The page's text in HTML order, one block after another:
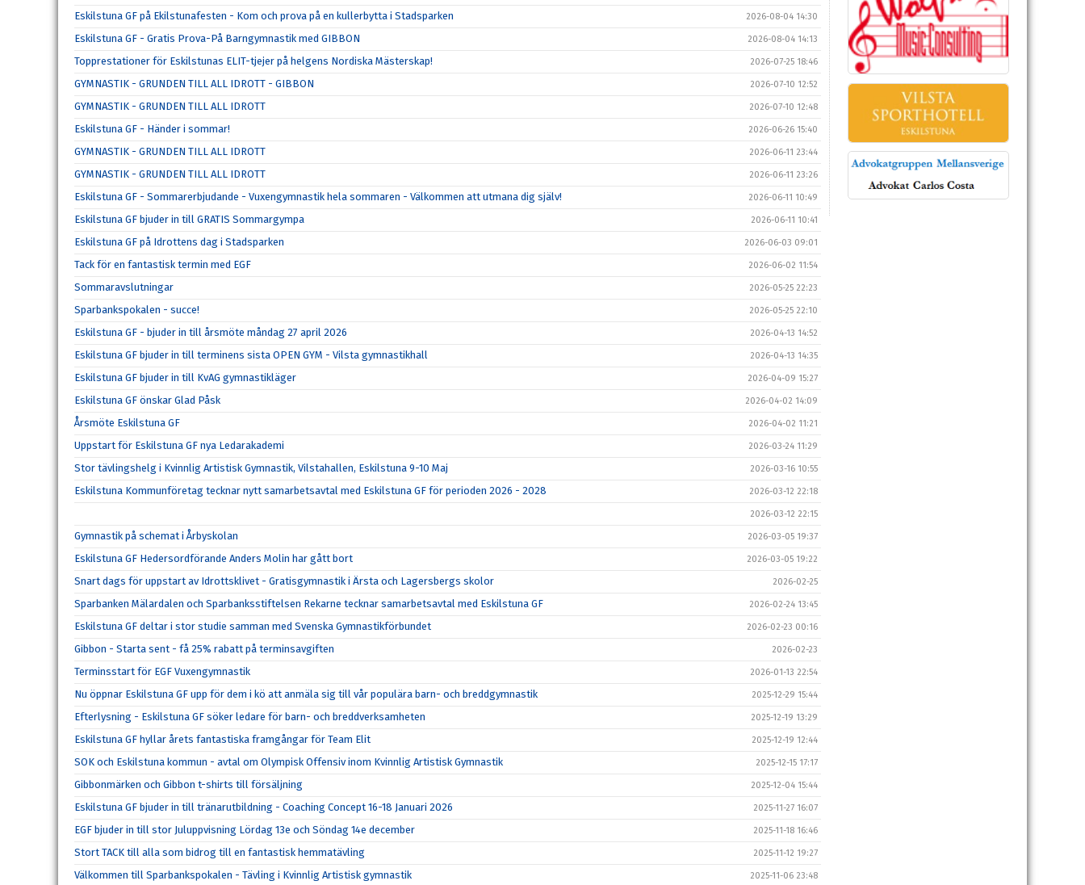
Eskilstuna GF på Ekilstunafesten - Kom och prova på en kullerbytta i Stadsparken 2026-08-04 14:30
Eskilstuna GF - Gratis Prova-På Barngymnastik med GIBBON 2026-08-04 14:13
Topprestationer för Eskilstunas ELIT-tjejer på helgens Nordiska Mästerskap! 2026-07-25 18:46
GYMNASTIK - GRUNDEN TILL ALL IDROTT - GIBBON 2026-07-10 12:52
GYMNASTIK - GRUNDEN TILL ALL IDROTT 2026-07-10 12:48
Eskilstuna GF - Händer i sommar! 2026-06-26 15:40
GYMNASTIK - GRUNDEN TILL ALL IDROTT 2026-06-11 23:44
GYMNASTIK - GRUNDEN TILL ALL IDROTT 2026-06-11 23:26
Eskilstuna GF - Sommarerbjudande - Vuxengymnastik hela sommaren - Välkommen att utmana dig själv! 2026-06-11 10:49
Eskilstuna GF bjuder in till GRATIS Sommargympa 2026-06-11 10:41
Eskilstuna GF på Idrottens dag i Stadsparken 2026-06-03 09:01
Tack för en fantastisk termin med EGF 2026-06-02 11:54
Sommaravslutningar 2026-05-25 22:23
Sparbankspokalen - succe! 2026-05-25 22:10
Eskilstuna GF - bjuder in till årsmöte måndag 27 april 2026 2026-04-13 14:52
Eskilstuna GF bjuder in till terminens sista OPEN GYM - Vilsta gymnastikhall 2026-04-13 14:35
Eskilstuna GF bjuder in till KvAG gymnastikläger 2026-04-09 15:27
Eskilstuna GF önskar Glad Påsk 2026-04-02 14:09
Årsmöte Eskilstuna GF 2026-04-02 11:21
Uppstart för Eskilstuna GF nya Ledarakademi 2026-03-24 11:29
Stor tävlingshelg i Kvinnlig Artistisk Gymnastik, Vilstahallen, Eskilstuna 9-10 Maj 2026-03-16 10:55
Eskilstuna Kommunföretag tecknar nytt samarbetsavtal med Eskilstuna GF för perioden 2026 - 2028 2026-03-12 22:18
2026-03-12 22:15
Gymnastik på schemat i Årbyskolan 2026-03-05 19:37
Eskilstuna GF Hedersordförande Anders Molin har gått bort 2026-03-05 19:22
Snart dags för uppstart av Idrottsklivet - Gratisgymnastik i Ärsta och Lagersbergs skolor 2026-02-25
Sparbanken Mälardalen och Sparbanksstiftelsen Rekarne tecknar samarbetsavtal med Eskilstuna GF 2026-02-24 13:45
Eskilstuna GF deltar i stor studie samman med Svenska Gymnastikförbundet 2026-02-23 00:16
Gibbon - Starta sent - få 25% rabatt på terminsavgiften 2026-02-23
Terminsstart för EGF Vuxengymnastik 2026-01-13 22:54
Nu öppnar Eskilstuna GF upp för dem i kö att anmäla sig till vår populära barn- och breddgymnastik 2025-12-29 15:44
Efterlysning - Eskilstuna GF söker ledare för barn- och breddverksamheten 2025-12-19 13:29
Eskilstuna GF hyllar årets fantastiska framgångar för Team Elit 2025-12-19 12:44
SOK och Eskilstuna kommun - avtal om Olympisk Offensiv inom Kvinnlig Artistisk Gymnastik 2025-12-15 17:17
Gibbonmärken och Gibbon t-shirts till försäljning 2025-12-04 15:44
Eskilstuna GF bjuder in till tränarutbildning - Coaching Concept 16-18 Januari 2026 2025-11-27 16:07
EGF bjuder in till stor Juluppvisning Lördag 13e och Söndag 14e december 2025-11-18 16:46
Stort TACK till alla som bidrog till en fantastisk hemmatävling 2025-11-12 19:27
Välkommen till Sparbankspokalen - Tävling i Kvinnlig Artistisk gymnastik 2025-11-06 23:48